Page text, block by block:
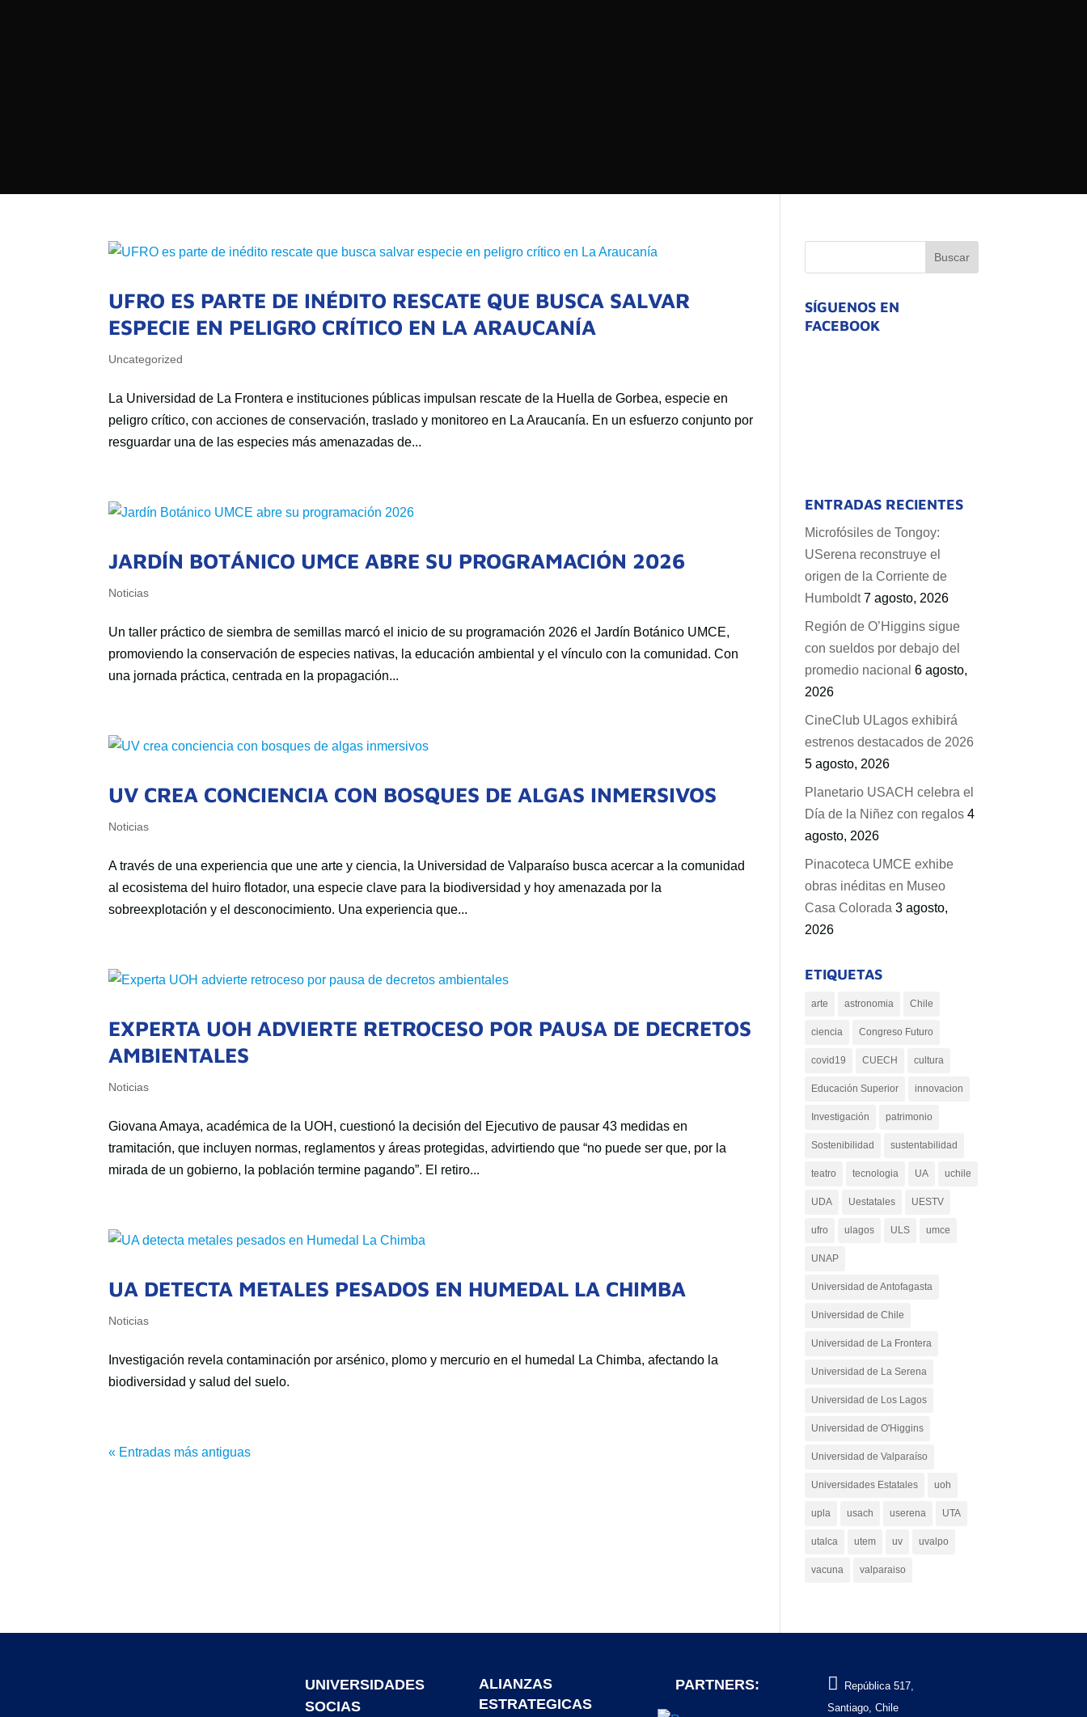
NUESTRO EQUIPO
UFRO ES PARTE DE INÉDITO RESCATE QUE BUSCA SALVAR
ESPECIE EN PELIGRO CRÍTICO EN LA ARAUCANÍA
Uncategorized
La Universidad de La Frontera e instituciones públicas impulsan rescate de la Huella de Gorbea, especie en
peligro crítico, con acciones de conservación, traslado y monitoreo en La Araucanía. En un esfuerzo conjunto por
resguardar una de las especies más amenazadas de...
JARDÍN BOTÁNICO UMCE ABRE SU PROGRAMACIÓN 2026
Noticias
Un taller práctico de siembra de semillas marcó el inicio de su programación 2026 el Jardín Botánico UMCE,
promoviendo la conservación de especies nativas, la educación ambiental y el vínculo con la comunidad. Con
una jornada práctica, centrada en la propagación...
UV CREA CONCIENCIA CON BOSQUES DE ALGAS INMERSIVOS
Noticias
A través de una experiencia que une arte y ciencia, la Universidad de Valparaíso busca acercar a la comunidad
al ecosistema del huiro flotador, una especie clave para la biodiversidad y hoy amenazada por la
sobreexplotación y el desconocimiento. Una experiencia que...
EXPERTA UOH ADVIERTE RETROCESO POR PAUSA DE DECRETOS
AMBIENTALES
Noticias
Giovana Amaya, académica de la UOH, cuestionó la decisión del Ejecutivo de pausar 43 medidas en
tramitación, que incluyen normas, reglamentos y áreas protegidas, advirtiendo que “no puede ser que, por la
mirada de un gobierno, la población termine pagando”. El retiro...
UA DETECTA METALES PESADOS EN HUMEDAL LA CHIMBA
Noticias
Investigación revela contaminación por arsénico, plomo y mercurio en el humedal La Chimba, afectando la
biodiversidad y salud del suelo.
« Entradas más antiguas
SÍGUENOS EN
FACEBOOK
ENTRADAS RECIENTES
Microfósiles de Tongoy:
USerena reconstruye el
origen de la Corriente de
Humboldt 7 agosto, 2026
Región de O’Higgins sigue
con sueldos por debajo del
promedio nacional 6 agosto,
2026
CineClub ULagos exhibirá
estrenos destacados de 2026
5 agosto, 2026
Planetario USACH celebra el
Día de la Niñez con regalos 4
agosto, 2026
Pinacoteca UMCE exhibe
obras inéditas en Museo
Casa Colorada 3 agosto,
2026
ETIQUETAS
arte astronomia Chile
ciencia Congreso Futuro
covid19 CUECH cultura
Educación Superior innovacion
Investigación patrimonio
Sostenibilidad sustentabilidad
teatro tecnologia UA uchile
UDA Uestatales UESTV
ufro ulagos ULS umce
UNAP
Universidad de Antofagasta
Universidad de Chile
Universidad de La Frontera
Universidad de La Serena
Universidad de Los Lagos
Universidad de O'Higgins
Universidad de Valparaíso
Universidades Estatales uoh
upla usach userena UTA
utalca utem uv uvalpo
vacuna valparaiso
UNIVERSIDADES
SOCIAS
ALIANZAS
ESTRATEGICAS
PARTNERS: 
República 517,
Santiago, Chile